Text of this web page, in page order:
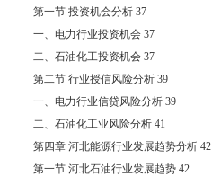
第一节 投资机会分析 37
一、电力行业投资机会 37
二、石油化工投资机会 37
第二节 行业授信风险分析 39
一、电力行业信贷风险分析 39
二、石油化工业风险分析 41
第四章 河北能源行业发展趋势分析 42
第一节 河北石油行业发展趋势 42